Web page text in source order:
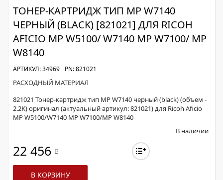
ТОНЕР-КАРТРИДЖ ТИП MP W7140
ЧЕРНЫЙ (BLACK) [821021] ДЛЯ RICOH
AFICIO MP W5100/ W7140 MP W7100/ MP
W8140
АРТИКУЛ: 34969 PN: 821021
РАСХОДНЫЙ МАТЕРИАЛ
821021 Тонер-картридж тип MP W7140 черный (black) (объем -
2.2K) оригинал (актуальный артикул: 821021) для Ricoh Aficio
MP W5100/W7140 MP W7100/MP W8140
В наличии
22 456 Р
В КОРЗИНУ